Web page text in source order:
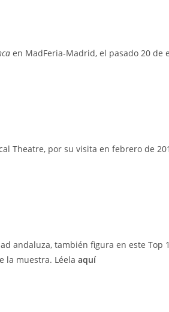
en MadFeria-Madrid, el pasado 20 de
Theatre, por su visita en febrero de
andaluza, también figura en este Top
la muestra. Léela aquí